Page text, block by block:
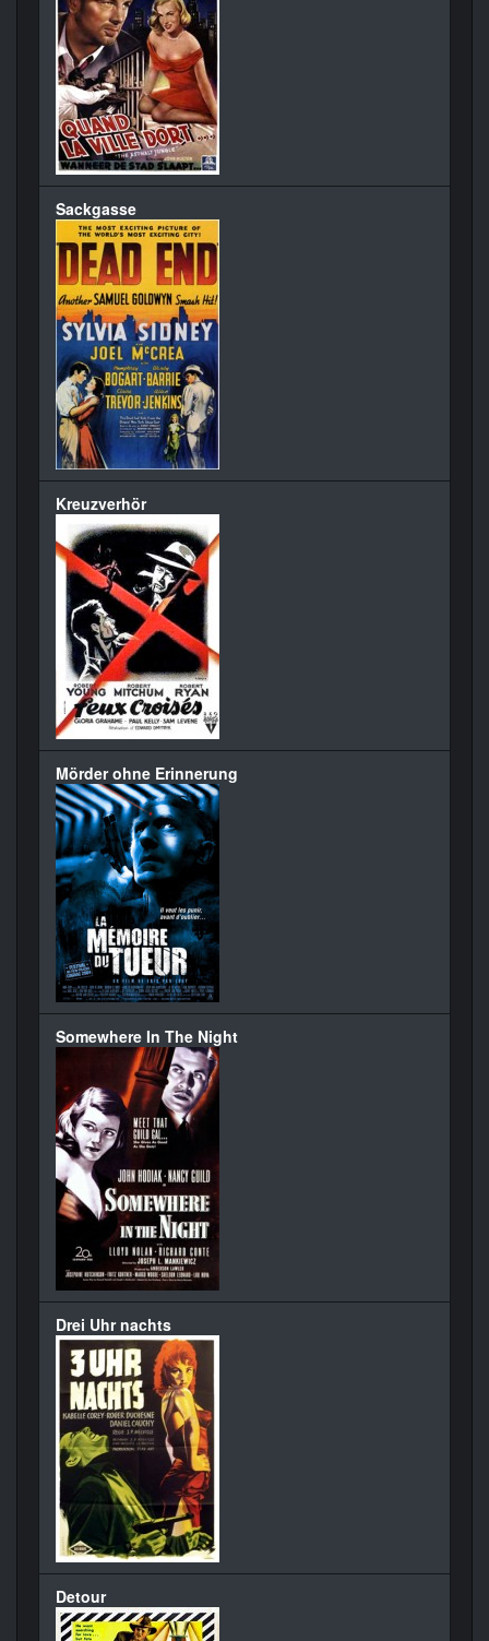
Sackgasse
Kreuzverhör
Mörder ohne Erinnerung
Somewhere In The Night
Drei Uhr nachts
Detour